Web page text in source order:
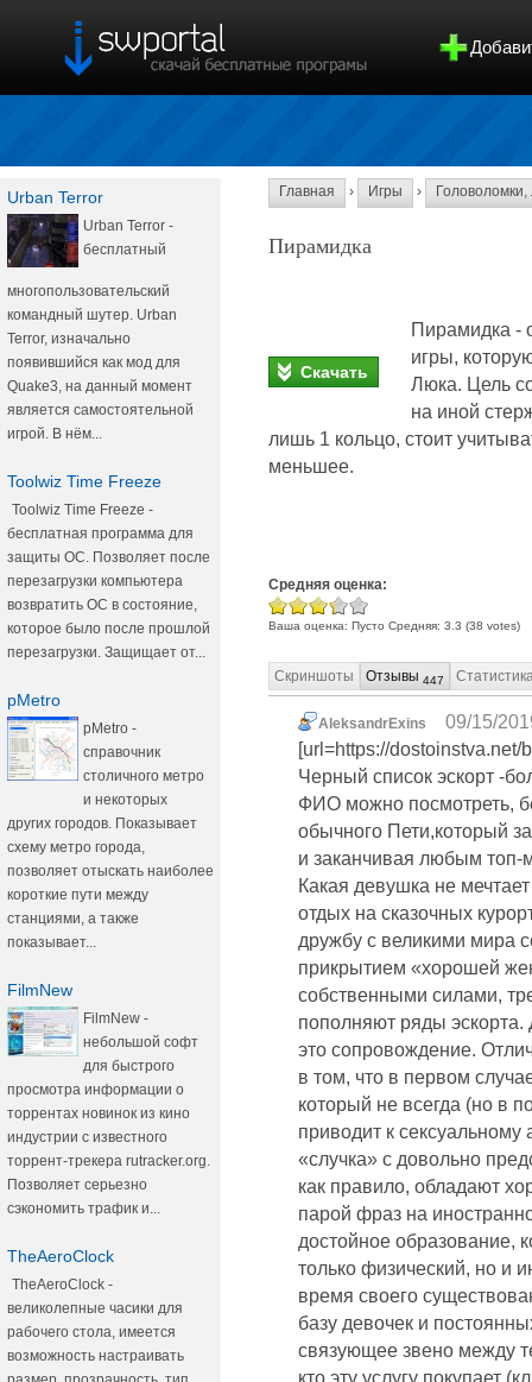
Urban Terror
Urban Terror -
бесплатный
многопользовательский
командный шутер. Urban
Terror, изначально
появившийся как мод для
Quake3, на данный момент
является самостоятельной
игрой. В нём...
Toolwiz Time Freeze
Toolwiz Time Freeze -
бесплатная программа для
защиты ОС. Позволяет после
перезагрузки компьютера
возвратить ОС в состояние,
которое было после прошлой
перезагрузки. Защищает от...
pMetro
pMetro -
справочник
столичного метро
и некоторых
других городов. Показывает
схему метро города,
позволяет отыскать наиболее
короткие пути между
станциями, а также
показывает...
FilmNew
FilmNew -
небольшой софт
для быстрого
просмотра информации о
торрентах новинок из кино
индустрии с известного
торрент-трекера rutracker.org.
Позволяет серьезно
сэкономить трафик и...
TheAeroClock
TheAeroClock -
великолепные часики для
рабочего стола, имеется
возможность настраивать
Главная › Игры › Головоломки,
Пирамидка
Скачать
Пирамидка -
игры,
Люка. Цель
на иной
лишь 1 кольцо, стоит
меньшее.
Средняя оценка:
Ваша оценка: Пусто Средняя: 3.3 (38 votes)
Скриншоты Отзывы 447
AleksandrExins
09/15/
[url=https://dostoinstva.net/
Черный список эскорт -
ФИО можно посмотреть,
обычного Пети,который
и заканчивая любым
Какая девушка не
отдых на сказочных
дружбу с великими мира
прикрытием «хорошей
собственными силами,
пополняют ряды
это сопровождение.
в том, что в первом
который не всегда (но в
приводит к сексуальному
«случка» с довольно
как правило, обладают
парой фраз на
достойное образование,
только физический, но и
время своего
базу девочек и
связующее звено между